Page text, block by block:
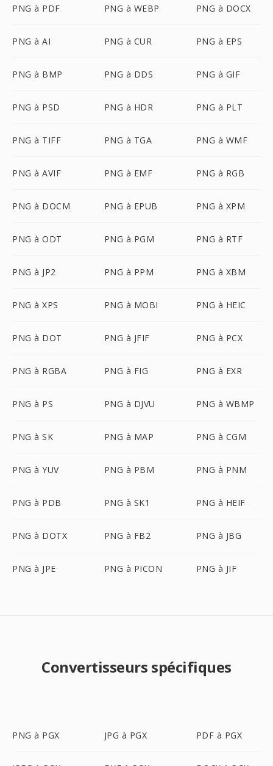
PNG à PDF PNG à WEBP PNG à DOCX
PNG à AI PNG à CUR PNG à EPS
PNG à BMP PNG à DDS PNG à GIF
PNG à PSD PNG à HDR PNG à PLT
PNG à TIFF PNG à TGA PNG à WMF
PNG à AVIF PNG à EMF PNG à RGB
PNG à DOCM PNG à EPUB PNG à XPM
PNG à ODT PNG à PGM PNG à RTF
PNG à JP2 PNG à PPM PNG à XBM
PNG à XPS PNG à MOBI PNG à HEIC
PNG à DOT PNG à JFIF PNG à PCX
PNG à RGBA PNG à FIG PNG à EXR
PNG à PS PNG à DJVU PNG à WBMP
PNG à SK PNG à MAP PNG à CGM
PNG à YUV PNG à PBM PNG à PNM
PNG à PDB PNG à SK1 PNG à HEIF
PNG à DOTX PNG à FB2 PNG à JBG
PNG à JPE PNG à PICON PNG à JIF
Convertisseurs spécifiques
PNG à PGX JPG à PGX PDF à PGX